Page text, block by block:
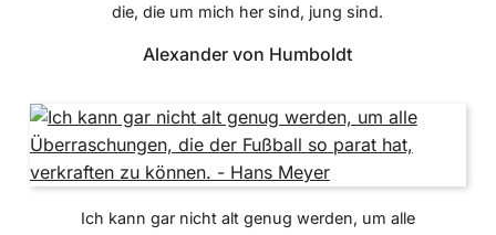
die, die um mich her sind, jung sind.
Alexander von Humboldt
Ich kann gar nicht alt genug werden, um alle